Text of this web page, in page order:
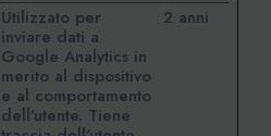
Utilizzato per
inviare dati a
Google Analytics in
merito al dispositivo
e al comportamento
dell'utente. Tiene
2 anni